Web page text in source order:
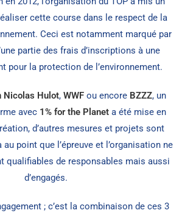
cette course dans le respect de la
Ceci est notamment marqué par
partie des frais d’inscriptions à une
pour la protection de l’environnement.
Nicolas Hulot, WWFou encore BZZZ, un
avec 1% for the Planet a été mise en
d’autres mesures et projets sont
point que l’épreuve et l’organisation ne
qualifiables de responsables mais aussi
d’engagés.
; c’est la combinaison de ces 3